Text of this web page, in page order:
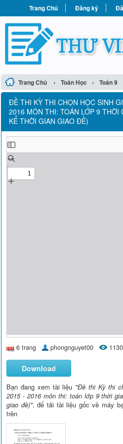
Trang Chủ Đăng ký
Trang Chủ › Toán Học › Toán 9
ĐỀ THI KỲ THI CHỌN HỌC SINH
2016 MÔN THI: TOÁN LỚP 9 THỜI
KỂ THỜI GIAN GIAO ĐỀ)
6 trang phongnguyet00 1130
Download
Bạn đang xem tài liệu "Đề thi Kỳ thi
2015 - 2016 môn thi: toán lớp 9 thời
giao đề)", để tải tài liệu gốc về máy
trên